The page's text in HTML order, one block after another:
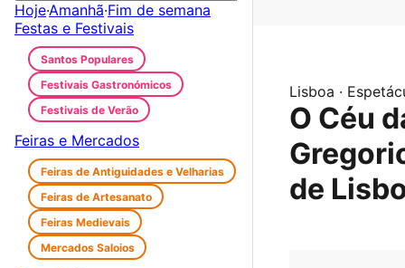
Lisboa ·
O Céu
de
Hoje·Amanhã·Fim de semana
Festas e Festivais
Santos Populares
Festivais Gastronómicos
Festivais de Verão
Feiras e Mercados
Feiras de Antiguidades e Velharias
Feiras de Artesanato
Feiras Medievais
Mercados Saloios